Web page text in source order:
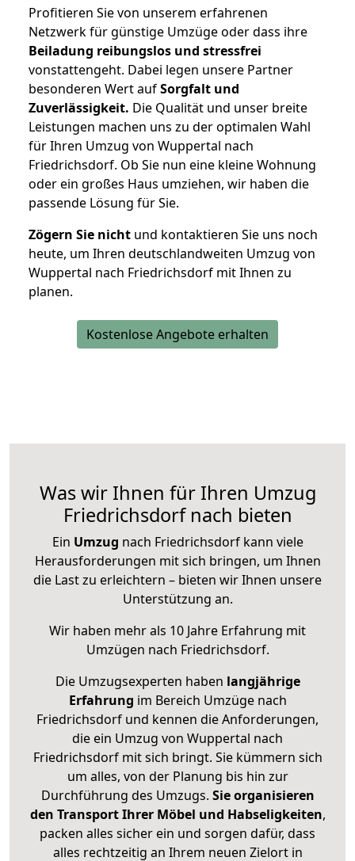
Profitieren Sie von unserem erfahrenen
Netzwerk für günstige Umzüge oder dass ihre
Beiladung reibungslos und stressfrei
vonstattengeht. Dabei legen unsere Partner
besonderen Wert aufSorgfalt und
Zuverlässigkeit. Die Qualität und unser breite
Leistungen machen uns zu der optimalen Wahl
für Ihren Umzug von Wuppertal nach
Friedrichsdorf. Ob Sie nun eine kleine Wohnung
oder ein großes Haus umziehen, wir haben die
passende Lösung für Sie.
Zögern Sie nicht und kontaktieren Sie uns noch
heute, um Ihren deutschlandweiten Umzug von
Wuppertal nach Friedrichsdorf mit Ihnen zu
planen.
Kostenlose Angebote erhalten
Was wir Ihnen für Ihren Umzug
Friedrichsdorf nach bieten
Ein Umzug nach Friedrichsdorf kann viele
Herausforderungen mit sich bringen, um Ihnen
die Last zu erleichtern – bieten wir Ihnen unsere
Unterstützung an.
Wir haben mehr als 10 Jahre Erfahrung mit
Umzügen nach Friedrichsdorf.
Die Umzugsexperten haben langjährige
Erfahrung im Bereich Umzüge nach
Friedrichsdorf und kennen die Anforderungen,
die ein Umzug von Wuppertal nach
Friedrichsdorf mit sich bringt. Sie kümmern sich
um alles, von der Planung bis hin zur
Durchführung des Umzugs. Sie organisieren
den Transport Ihrer Möbel und Habseligkeiten,
packen alles sicher ein und sorgen dafür, dass
alles rechtzeitig an Ihrem neuen Zielort in